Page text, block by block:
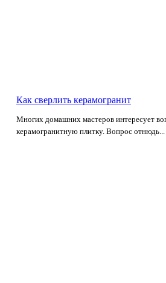
Как сверлить керамогранит
Многих домашних мастеров интересует
керамогранитную плитку. Вопрос отнюдь...